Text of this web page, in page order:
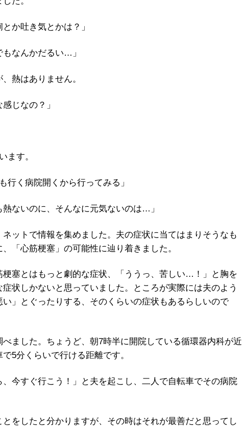
か吐き気とかは？」
もなんかだるい…」
熱はありません。
じなの？」
ます。
行く病院開くから行ってみる」
ないのに、そんなに元気ないのは…」
ットで情報を集めました。夫の症状に当てはまりそうなも
「心筋梗塞」の可能性に辿り着きました。
塞とはもっと劇的な症状、「ううっ、苦しい…！」と胸を
状しかないと思っていました。ところが実際には夫のよう
」とぐったりする、そのくらいの症状もあるらしいので
ました。ちょうど、朝7時半に開院している循環器内科が近
5分くらいで行ける距離です。
、今すぐ行こう！」と夫を起こし、二人で自転車でその病院
をしたと分かりますが、その時はそれが最善だと思ってし